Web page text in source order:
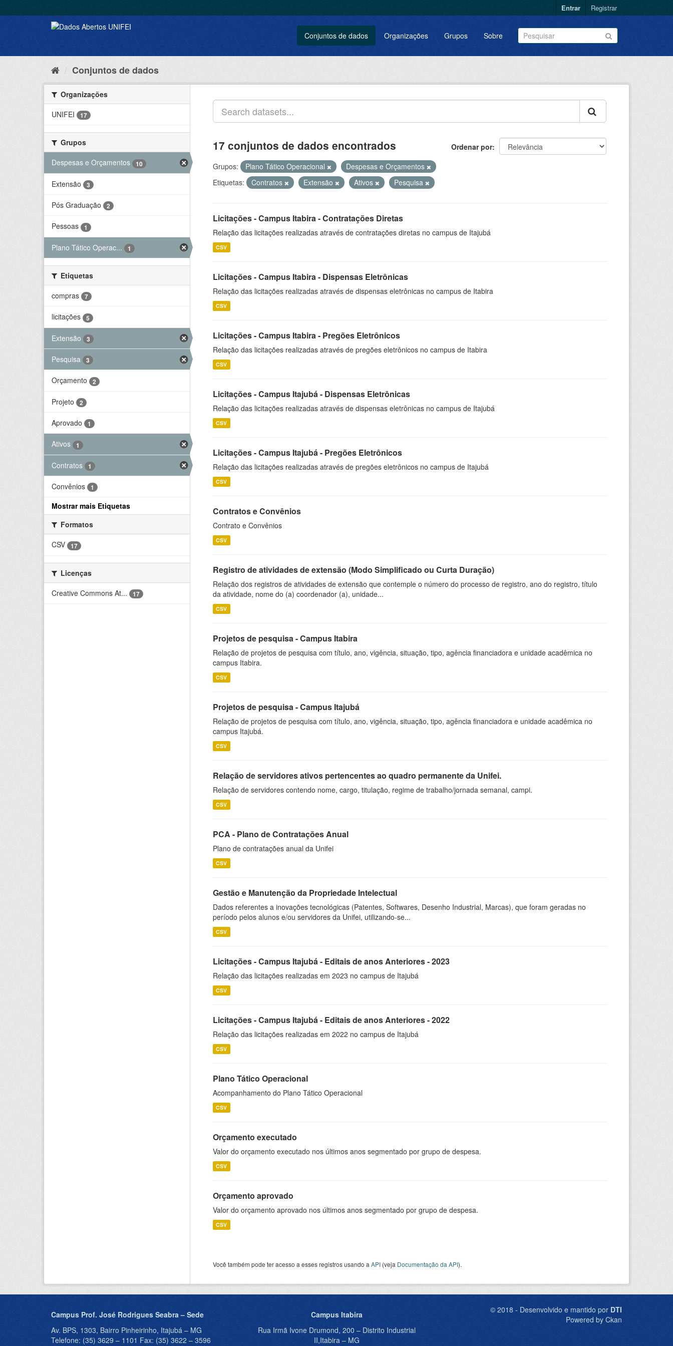
Entrar Registrar
Conjuntos de dados Organizações Grupos Sobre
Conjuntos de dados
Organizações
UNIFEI
17
Grupos
Despesas e Orçamentos
10
Extensão 3
Pós Graduação 2
Pessoas 1
Plano Tático Operac... 1
Etiquetas
compras
7
licitações 5
Extensão 3
Pesquisa 3
Orçamento 2
Projeto 2
Aprovado 1
Ativos 1
Contratos 1
Convênios 1
Mostrar mais Etiquetas
Formatos
CSV
17
Licenças
Creative Commons At...
17
Ordenar por
17 conjuntos de dados encontrados
Grupos: Plano Tático Operacional
Despesas e Orçamentos
Etiquetas:
Contratos Extensão Ativos Pesquisa
Licitações - Campus Itabira - Contratações Diretas
Relação das licitações realizadas através de contratações diretas no campus de Itajubá
CSV
Licitações - Campus Itabira - Dispensas Eletrônicas
Relação das licitações realizadas através de dispensas eletrônicas no campus de Itabira
CSV
Licitações - Campus Itabira - Pregões Eletrônicos
Relação das licitações realizadas através de pregões eletrônicos no campus de Itabira
CSV
Licitações - Campus Itajubá - Dispensas Eletrônicas
Relação das licitações realizadas através de dispensas eletrônicas no campus de Itajubá
CSV
Licitações - Campus Itajubá - Pregões Eletrônicos
Relação das licitações realizadas através de pregões eletrônicos no campus de Itajubá
CSV
Contratos e Convênios
Contrato e Convênios
CSV
Registro de atividades de extensão (Modo Simplificado ou Curta Duração)
Relação dos registros de atividades de extensão que contemple o número do processo de registro, ano do registro, título
da atividade, nome do (a) coordenador (a), unidade...
CSV
Projetos de pesquisa - Campus Itabira
Relação de projetos de pesquisa com título, ano, vigência, situação, tipo, agência financiadora e unidade acadêmica no
campus Itabira.
CSV
Projetos de pesquisa - Campus Itajubá
Relação de projetos de pesquisa com título, ano, vigência, situação, tipo, agência financiadora e unidade acadêmica no
campus Itajubá.
CSV
Relação de servidores ativos pertencentes ao quadro permanente da Unifei.
Relação de servidores contendo nome, cargo, titulação, regime de trabalho/jornada semanal, campi.
CSV
PCA - Plano de Contratações Anual
Plano de contratações anual da Unifei
CSV
Gestão e Manutenção da Propriedade Intelectual
Dados referentes a inovações tecnológicas (Patentes, Softwares, Desenho Industrial, Marcas), que foram geradas no
período pelos alunos e/ou servidores da Unifei, utilizando-se...
CSV
Licitações - Campus Itajubá - Editais de anos Anteriores - 2023
Relação das licitações realizadas em 2023 no campus de Itajubá
CSV
Licitações - Campus Itajubá - Editais de anos Anteriores - 2022
Relação das licitações realizadas em 2022 no campus de Itajubá
CSV
Plano Tático Operacional
Acompanhamento do Plano Tático Operacional
CSV
Orçamento executado
Valor do orçamento executado nos últimos anos segmentado por grupo de despesa.
CSV
Orçamento aprovado
Valor do orçamento aprovado nos últimos anos segmentado por grupo de despesa.
CSV
Você também pode ter acesso a esses registros usando a API (veja Documentação da API).
Campus Prof. José Rodrigues Seabra – Sede
Av. BPS, 1303, Bairro Pinheirinho, Itajubá – MG
Telefone: (35) 3629 – 1101 Fax: (35) 3622 – 3596
Campus Itabira
Rua Irmã Ivone Drumond, 200 – Distrito Industrial
II,Itabira – MG
© 2018 - Desenvolvido e mantido por DTI
Powered by Ckan